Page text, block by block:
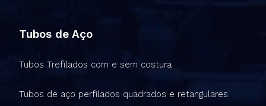
Tubos de Aço
Tubos Trefilados com e sem costura
Tubos de aço perfilados quadrados e retangulares